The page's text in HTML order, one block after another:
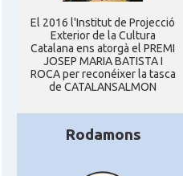
El 2016 l'Institut de Projecció
Exterior de la Cultura
Catalana ens atorgà el PREMI
JOSEP MARIA BATISTA I
ROCA per reconéixer la tasca
de CATALANSALMON
Rodamons